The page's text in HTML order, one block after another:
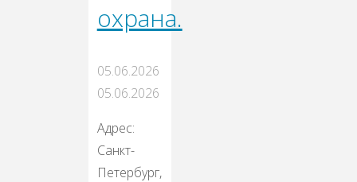
охрана.
05.06.2026
05.06.2026
Адрес:
Санкт-
Петербург,